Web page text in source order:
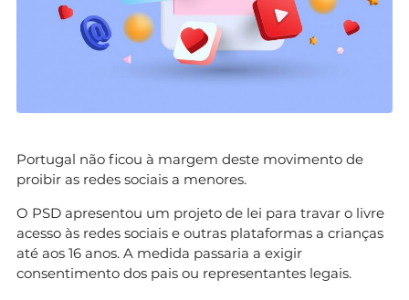
Portugal não ficou à margem deste movimento de
proibir as redes sociais a menores.
O PSD apresentou um projeto de lei para travar o livre
acesso às redes sociais e outras plataformas a crianças
até aos 16 anos. A medida passaria a exigir
consentimento dos pais ou representantes legais.